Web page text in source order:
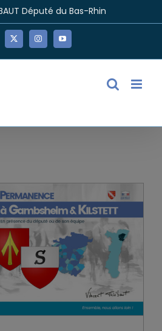
Député du Bas-Rhin
X InstagramYouTube